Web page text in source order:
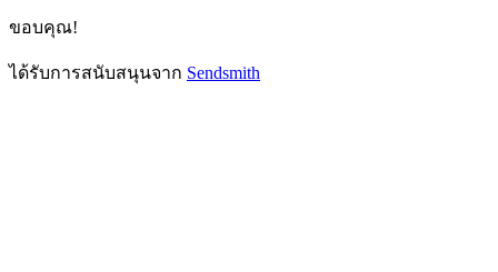
ขอบคุณ!
ได้รับการสนับสนุนจาก Sendsmith